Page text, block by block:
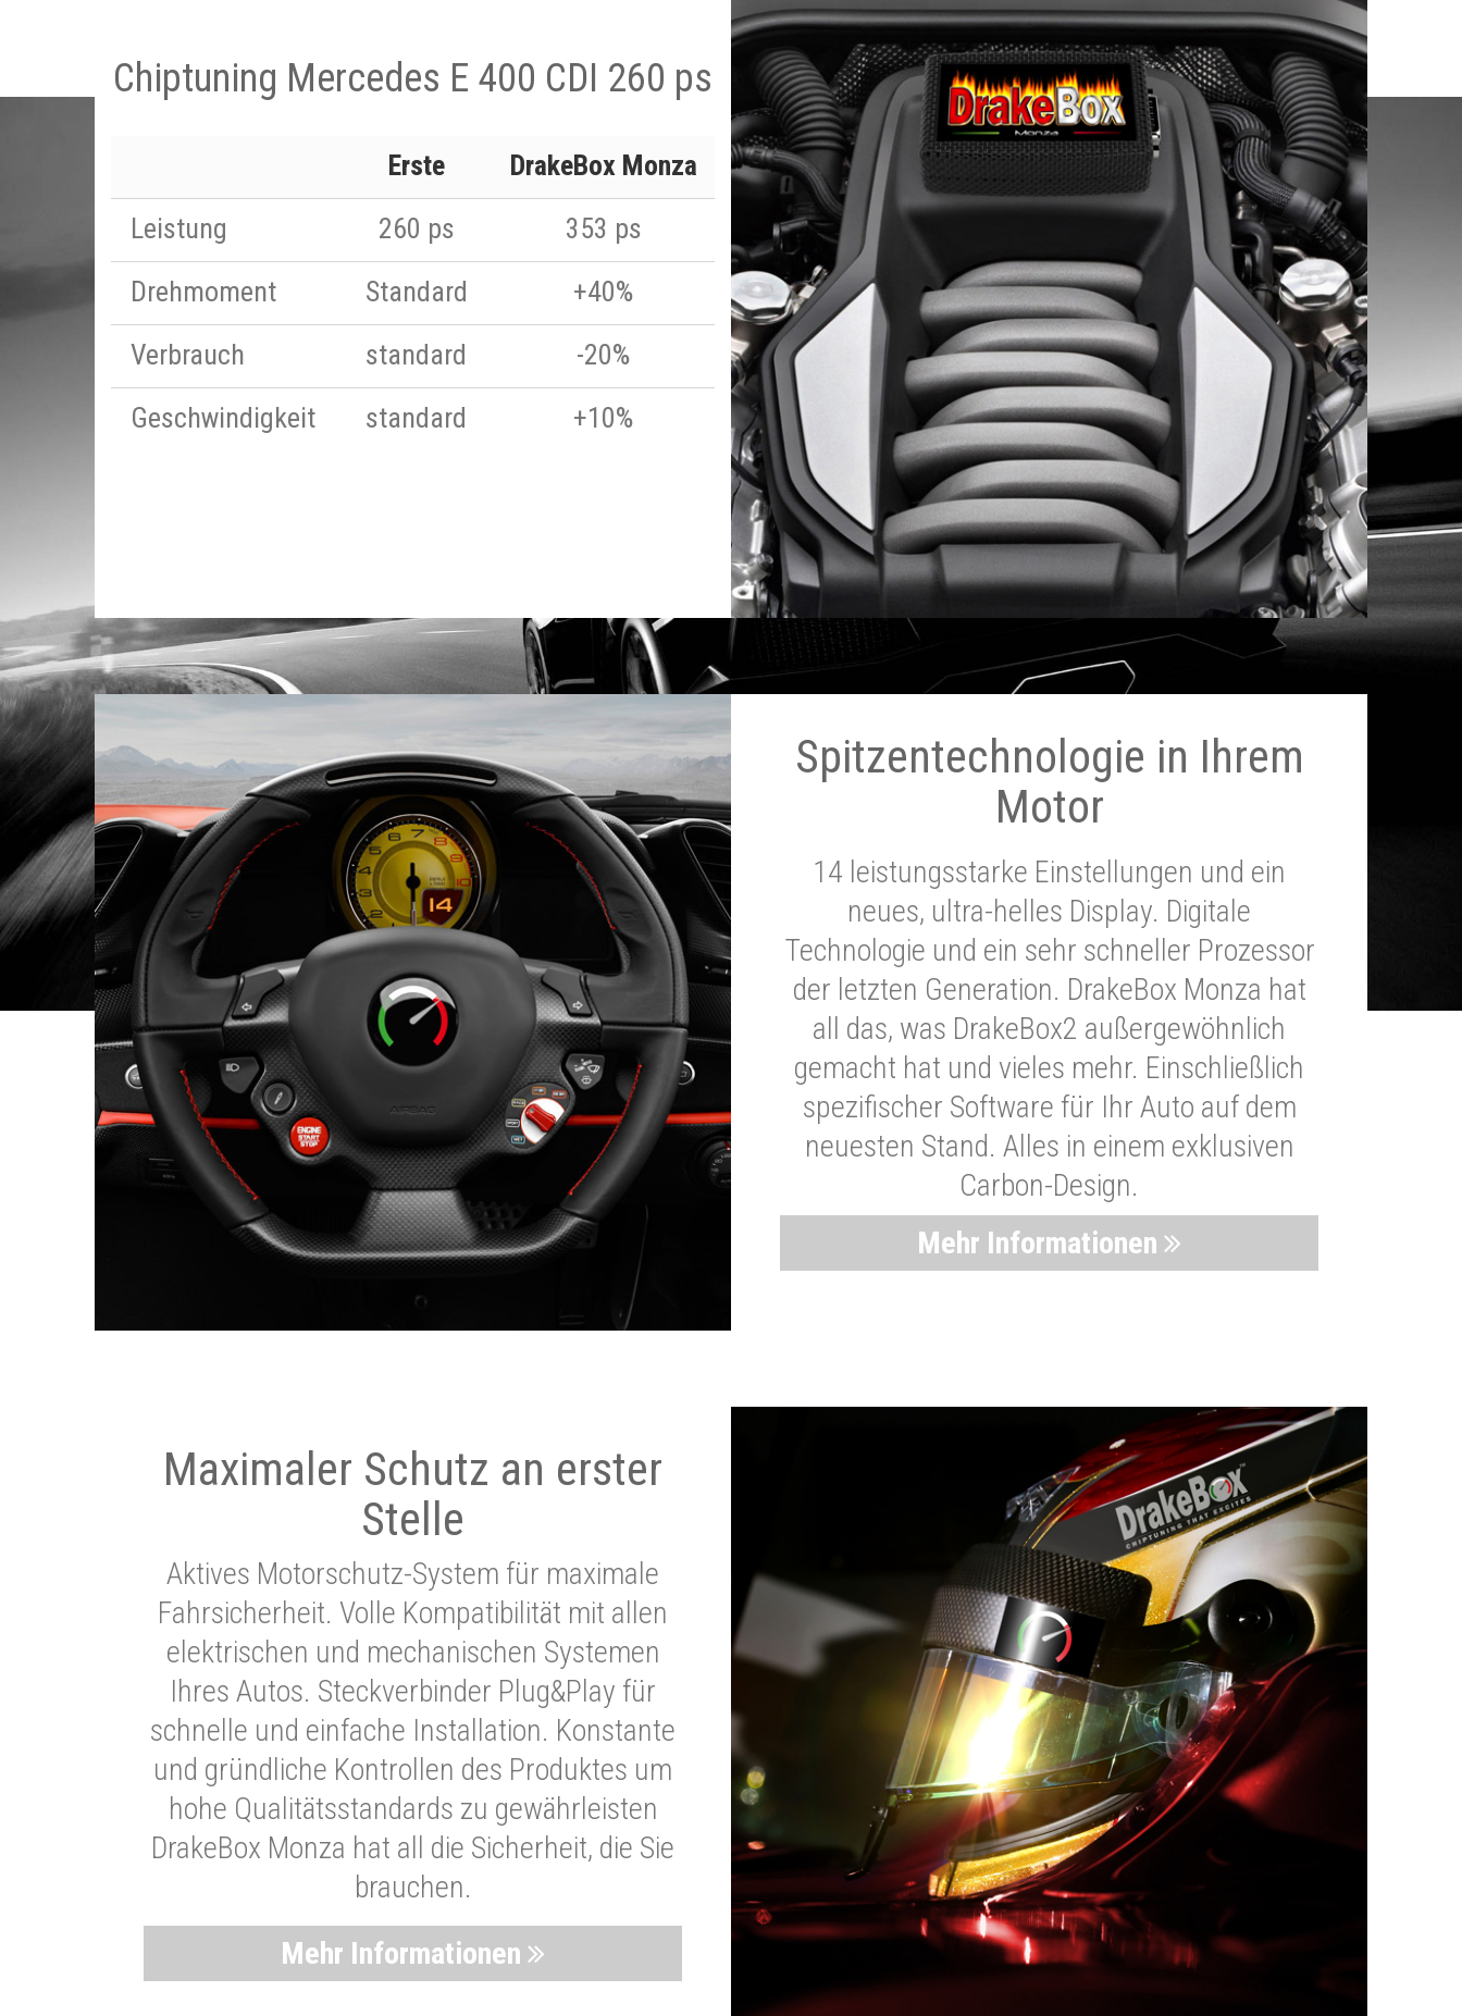
Chiptuning Mercedes E 400 CDI 260 ps
Erste
DrakeBox Monza
Leistung
260 ps
353 ps
Drehmoment
Standard
+40%
Verbrauch
standard
-20%
Geschwindigkeit
standard +10%
Spitzentechnologie in Ihrem
Motor
14 leistungsstarke Einstellungen und ein
neues, ultra-helles Display. Digitale
Technologie und ein sehr schneller Prozessor
der letzten Generation. DrakeBox Monza hat
all das, was DrakeBox2 außergewöhnlich
gemacht hat und vieles mehr. Einschließlich
spezifischer Software für Ihr Auto auf dem
neuesten Stand. Alles in einem exklusiven
Carbon-Design.
Mehr Informationen
Maximaler Schutz an erster
Stelle
Aktives Motorschutz-System für maximale
Fahrsicherheit. Volle Kompatibilität mit allen
elektrischen und mechanischen Systemen
Ihres Autos. Steckverbinder Plug&Play für
schnelle und einfache Installation. Konstante
und gründliche Kontrollen des Produktes um
hohe Qualitätsstandards zu gewährleisten
DrakeBox Monza hat all die Sicherheit, die Sie
brauchen.
Mehr Informationen